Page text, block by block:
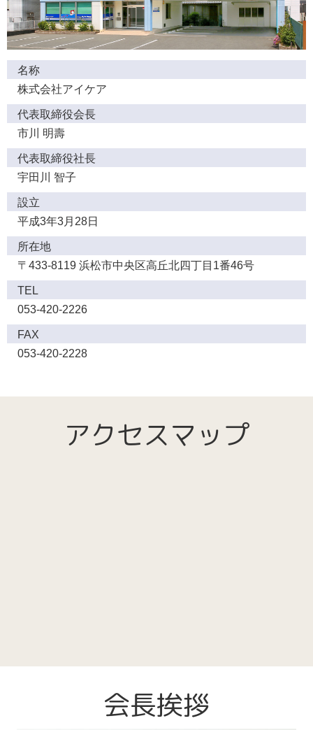
名称
株式会社アイケア
代表取締役会長
市川 明壽
代表取締役社長
宇田川 智子
設立
平成3年3月28日
所在地
〒433-8119 浜松市中央区高丘北四丁目1番46号
TEL
053-420-2226
FAX
053-420-2228
アクセスマップ
会長挨拶